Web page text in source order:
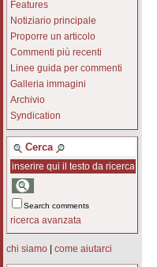
Features
Notiziario principale
Proporre un articolo
Commenti più recenti
Linee guida per commenti
Galleria immagini
Archivio
Syndication
Cerca
Search comments
ricerca avanzata
chi siamo come aiutarci